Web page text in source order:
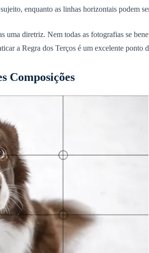
enquanto as linhas horizontais podem
uma diretriz. Nem todas as fotografias se
a Regra dos Terços é um excelente
Composições